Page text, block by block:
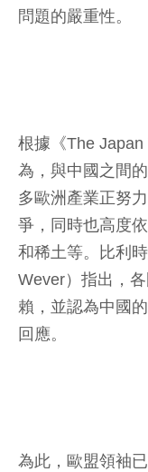
問題的嚴重性。
根據《The
為，與中國之間
多歐洲產業正努
爭，同時也高度
和稀土等。比利
Wever）指出，
賴，並認為中國
回應。
為此，歐盟領袖